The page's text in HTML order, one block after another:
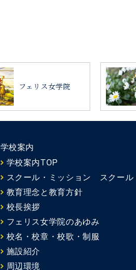
フェリス女学院
学校案内
学校案内TOP
スクール・ミッション スクール
教育理念と教育方針
校長挨拶
フェリス女学院のあゆみ
校名・校章・校歌・制服
施設紹介
周辺環境